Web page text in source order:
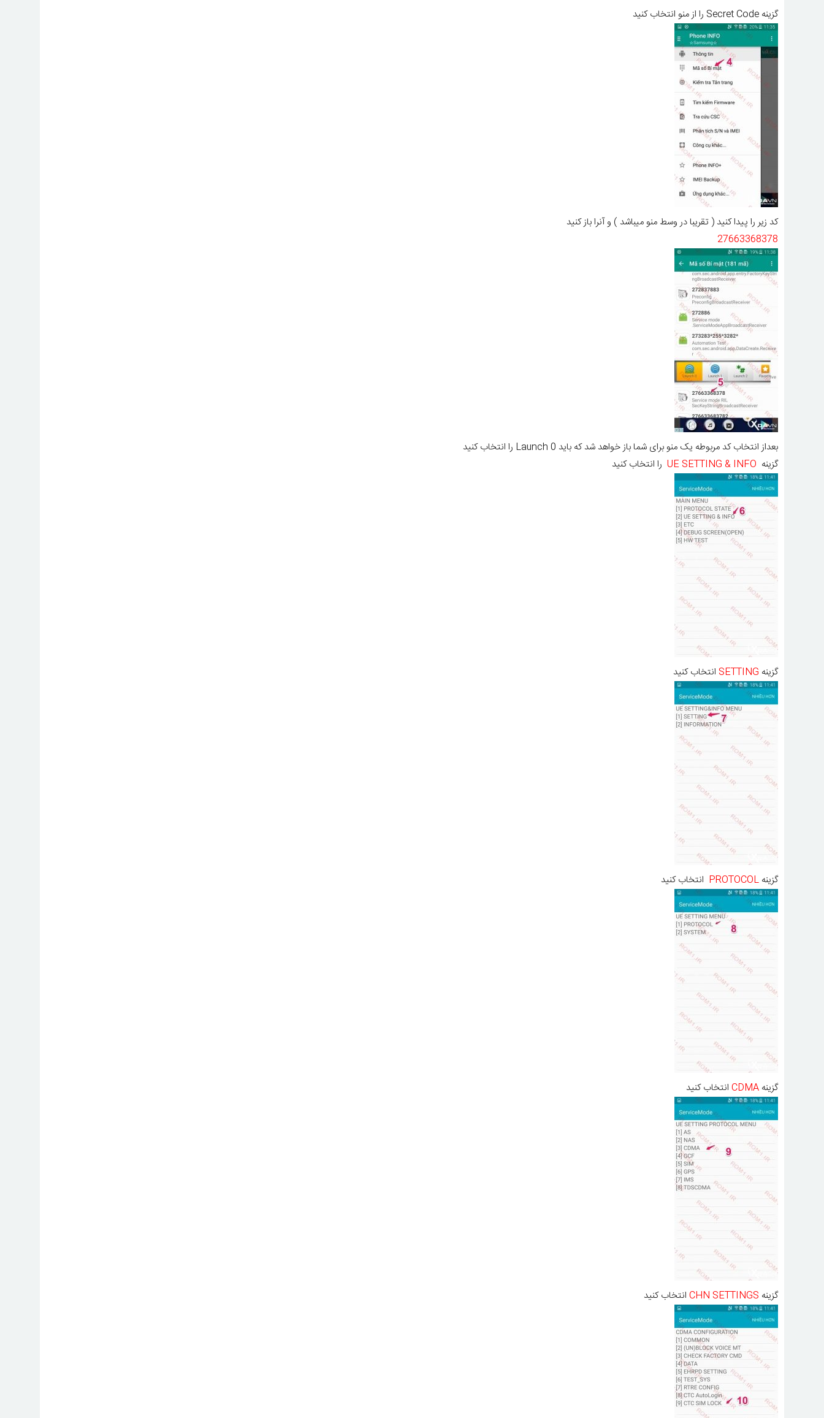
گزینه Secret Code را از منو انتخاب کنید
کد زیر را پیدا کنید ( تقریبا در وسط منو میباشد ) و آنرا باز کنید
27663368378
بعداز انتخاب کد مربوطه یک منو برای شما باز خواهد شد که باید Launch 0 را انتخاب کنید
گزینه UE SETTING & INFO را انتخاب کنید
گزینه SETTING انتخاب کنید
گزینهPROTOCOL انتخاب کنید
گزینهCDMA انتخاب کنید
گزینه CHN SETTINGS انتخاب کنید